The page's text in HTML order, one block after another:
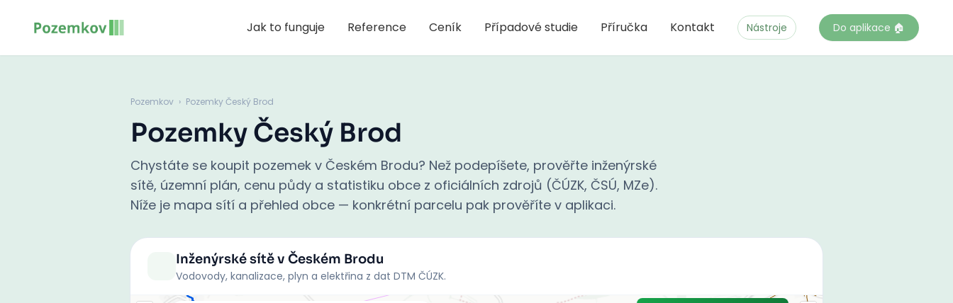
Jak to funguje Reference Ceník Případové studie Příručka Kontakt Nástroje Do aplikace 🏠
Pozemkov › Pozemky Český Brod
Pozemky Český Brod
Chystáte se koupit pozemek v Českém Brodu? Než podepíšete, prověřte inženýrské
sítě, územní plán, cenu půdy a statistiku obce z oficiálních zdrojů (ČÚZK, ČSÚ, MZe).
Níže je mapa sítí a přehled obce — konkrétní parcelu pak prověříte v aplikaci.
Inženýrské sítěv Českém Brodu
Vodovody, kanalizace, plyn a elektřina z dat DTM ČÚZK.